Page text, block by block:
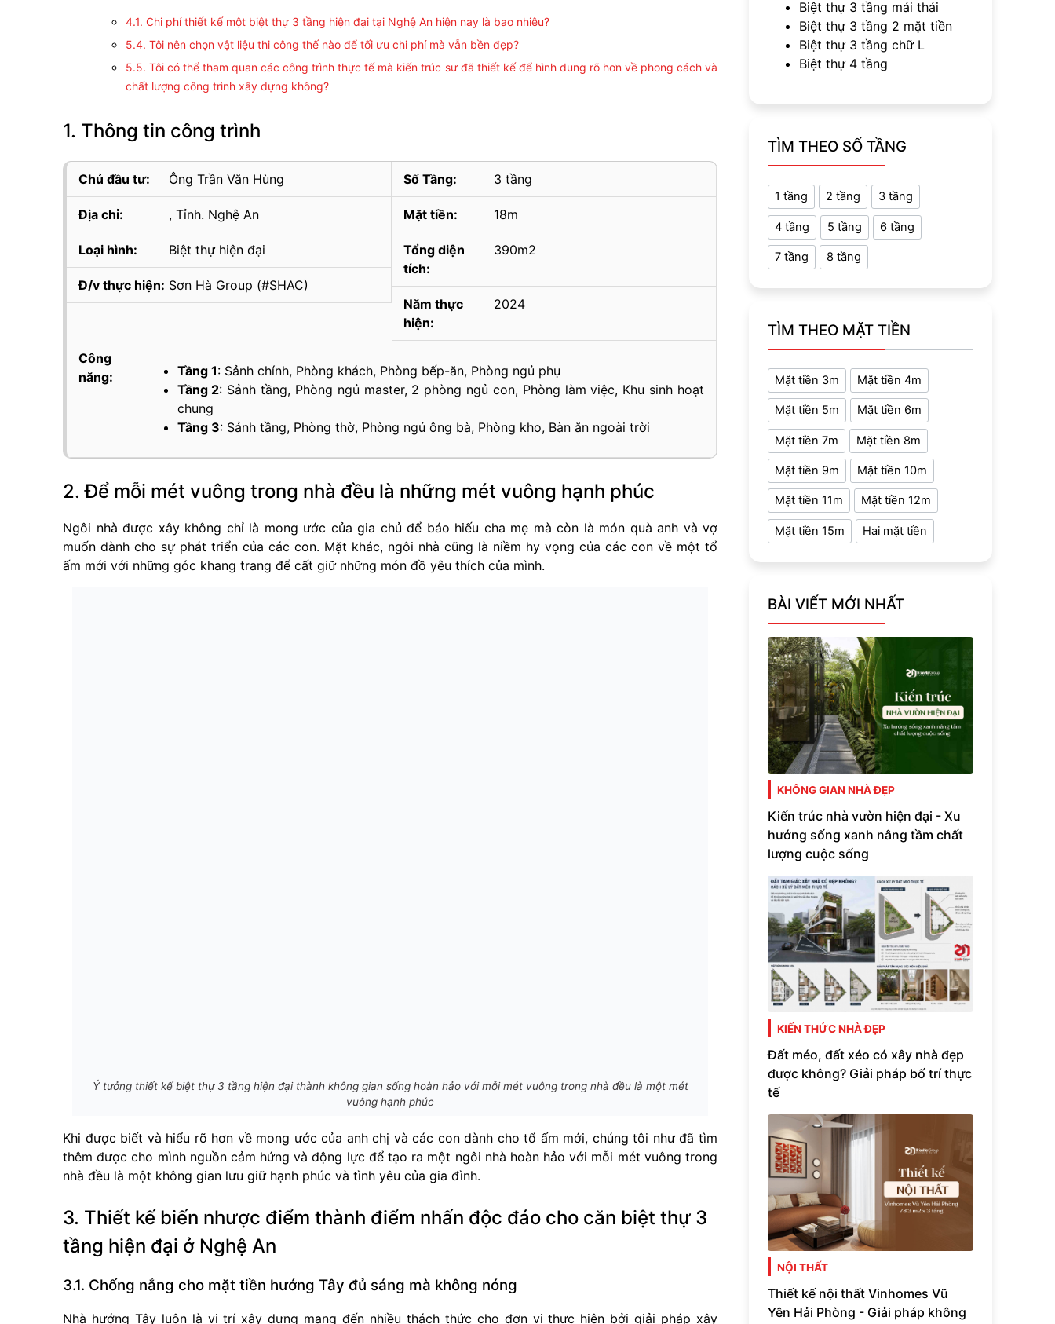
4.1. Chi phí thiết kế một biệt thự 3 tầng hiện đại tại Nghệ An hiện nay là bao nhiêu?
5.4. Tôi nên chọn vật liệu thi công thế nào để tối ưu chi phí mà vẫn bền đẹp?
5.5. Tôi có thể tham quan các công trình thực tế mà kiến trúc sư đã thiết kế để hình dung rõ hơn về phong cách và
chất lượng công trình xây dựng không?
1. Thông tin công trình
Chủ đầu tư: Ông Trần Văn Hùng
Địa chỉ: , Tỉnh. Nghệ An
Loại hình: Biệt thự hiện đại
Đ/v thực hiện: Sơn Hà Group (#SHAC)
Số Tầng: 3 tầng
Mặt tiền: 18m
Tổng diện
tích:
390m2
Năm thực
hiện:
2024
Công
năng:
Tầng 1: Sảnh chính, Phòng khách, Phòng bếp-ăn, Phòng ngủ phụ
Tầng 2: Sảnh tầng, Phòng ngủ master, 2 phòng ngủ con, Phòng làm việc, Khu sinh hoạt
chung
Tầng 3: Sảnh tầng, Phòng thờ, Phòng ngủ ông bà, Phòng kho, Bàn ăn ngoài trời
2. Để mỗi mét vuông trong nhà đều là những mét vuông hạnh phúc
Ngôi nhà được xây không chỉ là mong ước của gia chủ để báo hiếu cha mẹ mà còn là món quà anh và vợ
muốn dành cho sự phát triển của các con. Mặt khác, ngôi nhà cũng là niềm hy vọng của các con về một tổ
ấm mới với những góc khang trang để cất giữ những món đồ yêu thích của mình.
Ý tưởng thiết kế biệt thự 3 tầng hiện đại thành không gian sống hoàn hảo với mỗi mét vuông trong nhà đều là một mét
vuông hạnh phúc
Khi được biết và hiểu rõ hơn về mong ước của anh chị và các con dành cho tổ ấm mới, chúng tôi như đã tìm
thêm được cho mình nguồn cảm hứng và động lực để tạo ra một ngôi nhà hoàn hảo với mỗi mét vuông trong
nhà đều là một không gian lưu giữ hạnh phúc và tình yêu của gia đình.
3. Thiết kế biến nhược điểm thành điểm nhấn độc đáo cho căn biệt thự 3
tầng hiện đại ở Nghệ An
3.1. Chống nắng cho mặt tiền hướng Tây đủ sáng mà không nóng
Nhà hướng Tây luôn là vị trí xây dựng mang đến nhiều thách thức cho đơn vị thực hiện bởi giải pháp xây
Biệt thự 3 tầng mái thái
Biệt thự 3 tầng 2 mặt tiền
Biệt thự 3 tầng chữ L
Biệt thự 4 tầng
TÌM THEO SỐ TẦNG
1 tầng 2 tầng 3 tầng
4 tầng 5 tầng 6 tầng
7 tầng 8 tầng
TÌM THEO MẶT TIỀN
Mặt tiền 3m Mặt tiền 4m
Mặt tiền 5m Mặt tiền 6m
Mặt tiền 7m Mặt tiền 8m
Mặt tiền 9m Mặt tiền 10m
Mặt tiền 11m Mặt tiền 12m
Mặt tiền 15m Hai mặt tiền
BÀI VIẾT MỚI NHẤT
KHÔNG GIAN NHÀ ĐẸP
Kiến trúc nhà vườn hiện đại - Xu
hướng sống xanh nâng tầm chất
lượng cuộc sống
KIẾN THỨC NHÀ ĐẸP
Đất méo, đất xéo có xây nhà đẹp
được không? Giải pháp bố trí thực
tế
NỘI THẤT
Thiết kế nội thất Vinhomes Vũ
Yên Hải Phòng - Giải pháp không